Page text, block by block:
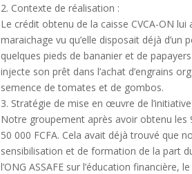
2. Contexte de réalisation :
Le crédit obtenu de la caisse CVCA-ON
maraichage vu qu’elle disposait déjà
quelques pieds de bananier et de
injecte son prêt dans l’achat d’engrains
semence de tomates et de gombos.
3. Stratégie de mise en œuvre de
Notre groupement après avoir obtenu les
50 000 FCFA. Cela avait déjà trouvé que
sensibilisation et de formation de la part
l’ONG ASSAFE sur l’éducation financière,